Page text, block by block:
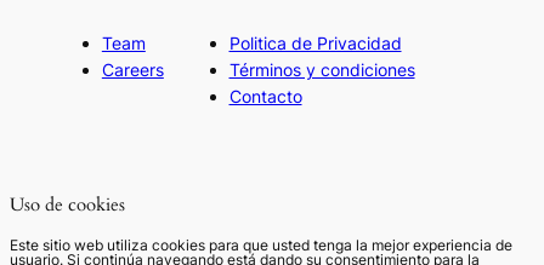
Team
Careers
Politica de Privacidad
Términos y condiciones
Contacto
Uso de cookies
Este sitio web utiliza cookies para que usted tenga la mejor experiencia de
usuario. Si continúa navegando está dando su consentimiento para la